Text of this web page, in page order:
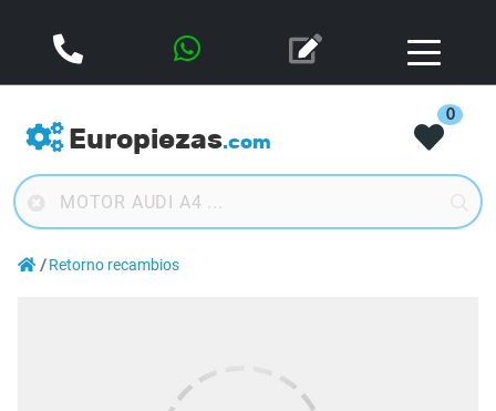
Europiezas.com
0
Retorno recambios